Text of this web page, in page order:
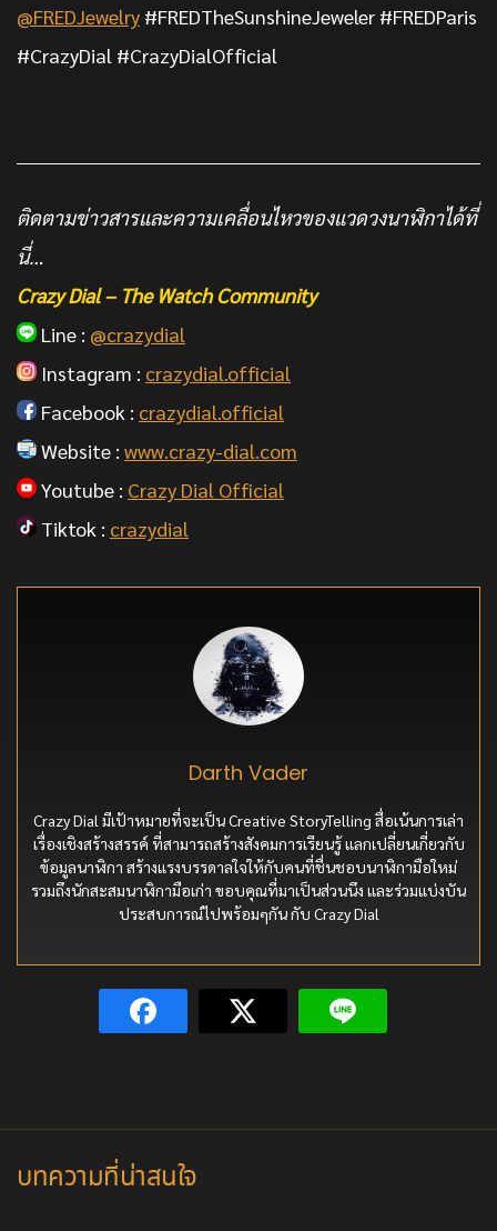
@FREDJewelry #FREDTheSunshineJeweler #FREDParis
#CrazyDial #CrazyDialOfficial
ติดตามข่าวสารและความเคลื่อนไหวของแวดวงนาฬิกาได้ที่
นี่…
Crazy Dial – The Watch Community
Line : @crazydial
Instagram : crazydial.official
Facebook : crazydial.official
Website : www.crazy-dial.com
Youtube : Crazy Dial Official
Tiktok : crazydial
Darth Vader
Crazy Dial มีเป้าหมายที่จะเป็น Creative StoryTelling สื่อเน้นการเล่า
เรื่องเชิงสร้างสรรค์ ที่สามารถสร้างสังคมการเรียนรู้ แลกเปลี่ยนเกี่ยวกับ
ข้อมูลนาฬิกา สร้างแรงบรรดาลใจให้กับคนที่ชื่นชอบนาฬิกามือใหม่
รวมถึงนักสะสมนาฬิกามือเก่า ขอบคุณที่มาเป็นส่วนนึง และร่วมแบ่งบัน
ประสบการณ์ไปพร้อมๆกัน กับ Crazy Dial
บทความที่น่าสนใจ